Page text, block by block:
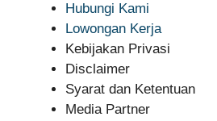
Hubungi Kami
Lowongan Kerja
Kebijakan Privasi
Disclaimer
Syarat dan Ketentuan
Media Partner